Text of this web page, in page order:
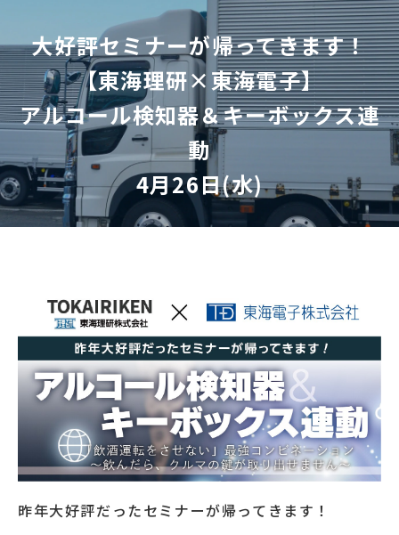
大好評セミナーが帰ってきます！
【東海理研×東海電子】
アルコール検知器＆キーボックス連
動
4月26日(水)
昨年大好評だったセミナーが帰ってきます！